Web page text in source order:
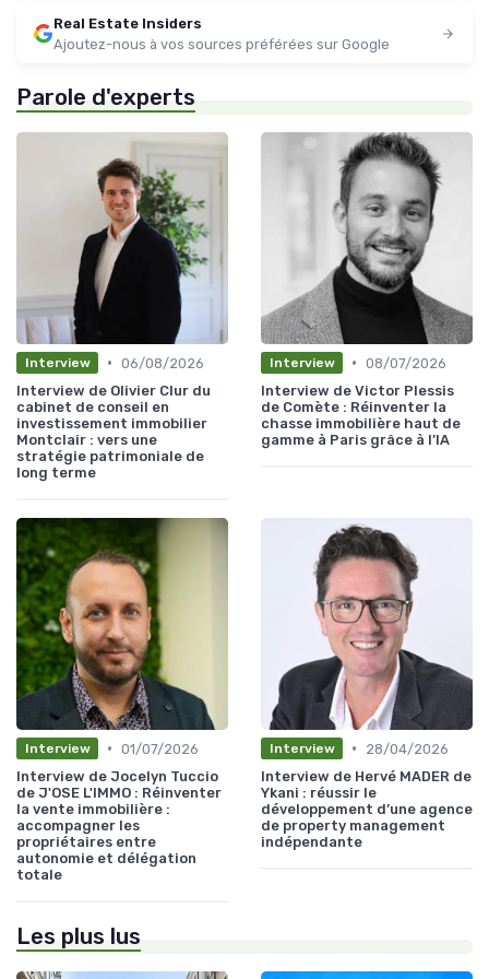
Real Estate Insiders
Ajoutez-nous à vos sources préférées sur Google
Parole d'experts
Interview • 06/08/2026
Interview de Olivier Clur du
cabinet de conseil en
investissement immobilier
Montclair : vers une
stratégie patrimoniale de
long terme
Interview • 08/07/2026
Interview de Victor Plessis
de Comète : Réinventer la
chasse immobilière haut de
gamme à Paris grâce à l’IA
Interview • 01/07/2026
Interview de Jocelyn Tuccio
de J'OSE L'IMMO : Réinventer
la vente immobilière :
accompagner les
propriétaires entre
autonomie et délégation
totale
Interview •
28/04/2026
Interview de Hervé MADER de
Ykani : réussir le
développement d’une agence
de property management
indépendante
Les plus lus